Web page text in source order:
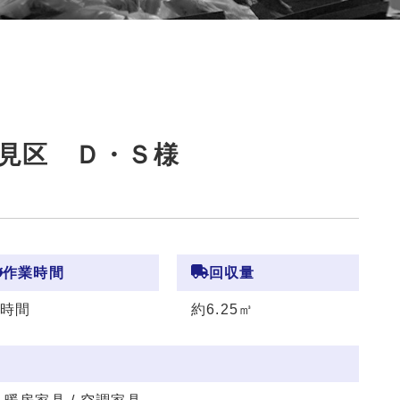
見区 Ｄ・Ｓ様
作業時間
間
回収量
約6.25㎥